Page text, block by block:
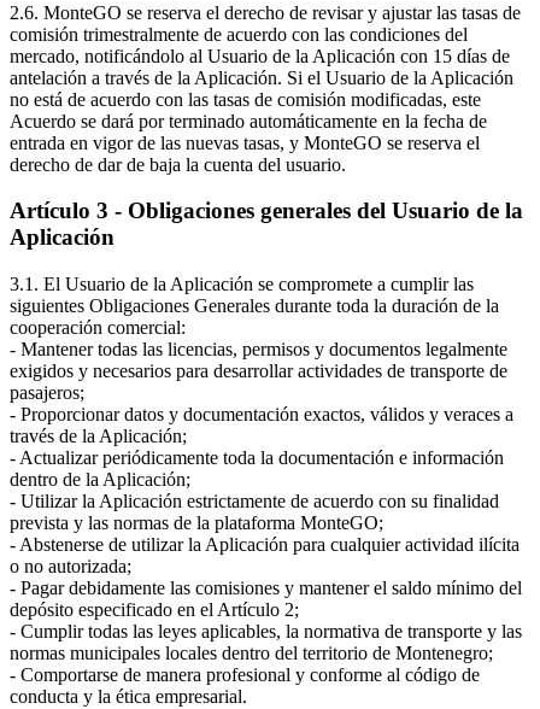
2.6. MonteGO se reserva el derecho de revisar y ajustar las tasas de
comisión trimestralmente de acuerdo con las condiciones del
mercado, notificándolo al Usuario de la Aplicación con 15 días de
antelación a través de la Aplicación. Si el Usuario de la Aplicación
no está de acuerdo con las tasas de comisión modificadas, este
Acuerdo se dará por terminado automáticamente en la fecha de
entrada en vigor de las nuevas tasas, y MonteGO se reserva el
derecho de dar de baja la cuenta del usuario.
Artículo 3 - Obligaciones generales del Usuario de la
Aplicación
3.1. El Usuario de la Aplicación se compromete a cumplir las
siguientes Obligaciones Generales durante toda la duración de la
cooperación comercial:
- Mantener todas las licencias, permisos y documentos legalmente
exigidos y necesarios para desarrollar actividades de transporte de
pasajeros;
- Proporcionar datos y documentación exactos, válidos y veraces a
través de la Aplicación;
- Actualizar periódicamente toda la documentación e información
dentro de la Aplicación;
- Utilizar la Aplicación estrictamente de acuerdo con su finalidad
prevista y las normas de la plataforma MonteGO;
- Abstenerse de utilizar la Aplicación para cualquier actividad ilícita
o no autorizada;
- Pagar debidamente las comisiones y mantener el saldo mínimo del
depósito especificado en el Artículo 2;
- Cumplir todas las leyes aplicables, la normativa de transporte y las
normas municipales locales dentro del territorio de Montenegro;
- Comportarse de manera profesional y conforme al código de
conducta y la ética empresarial.